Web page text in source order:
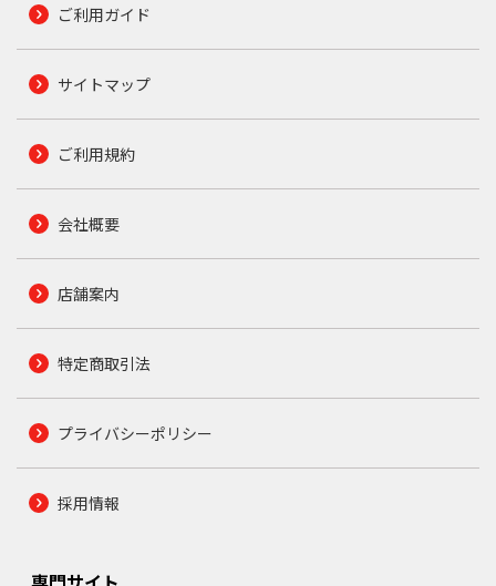
ご利用ガイド
サイトマップ
ご利用規約
会社概要
店舗案内
特定商取引法
プライバシーポリシー
採用情報